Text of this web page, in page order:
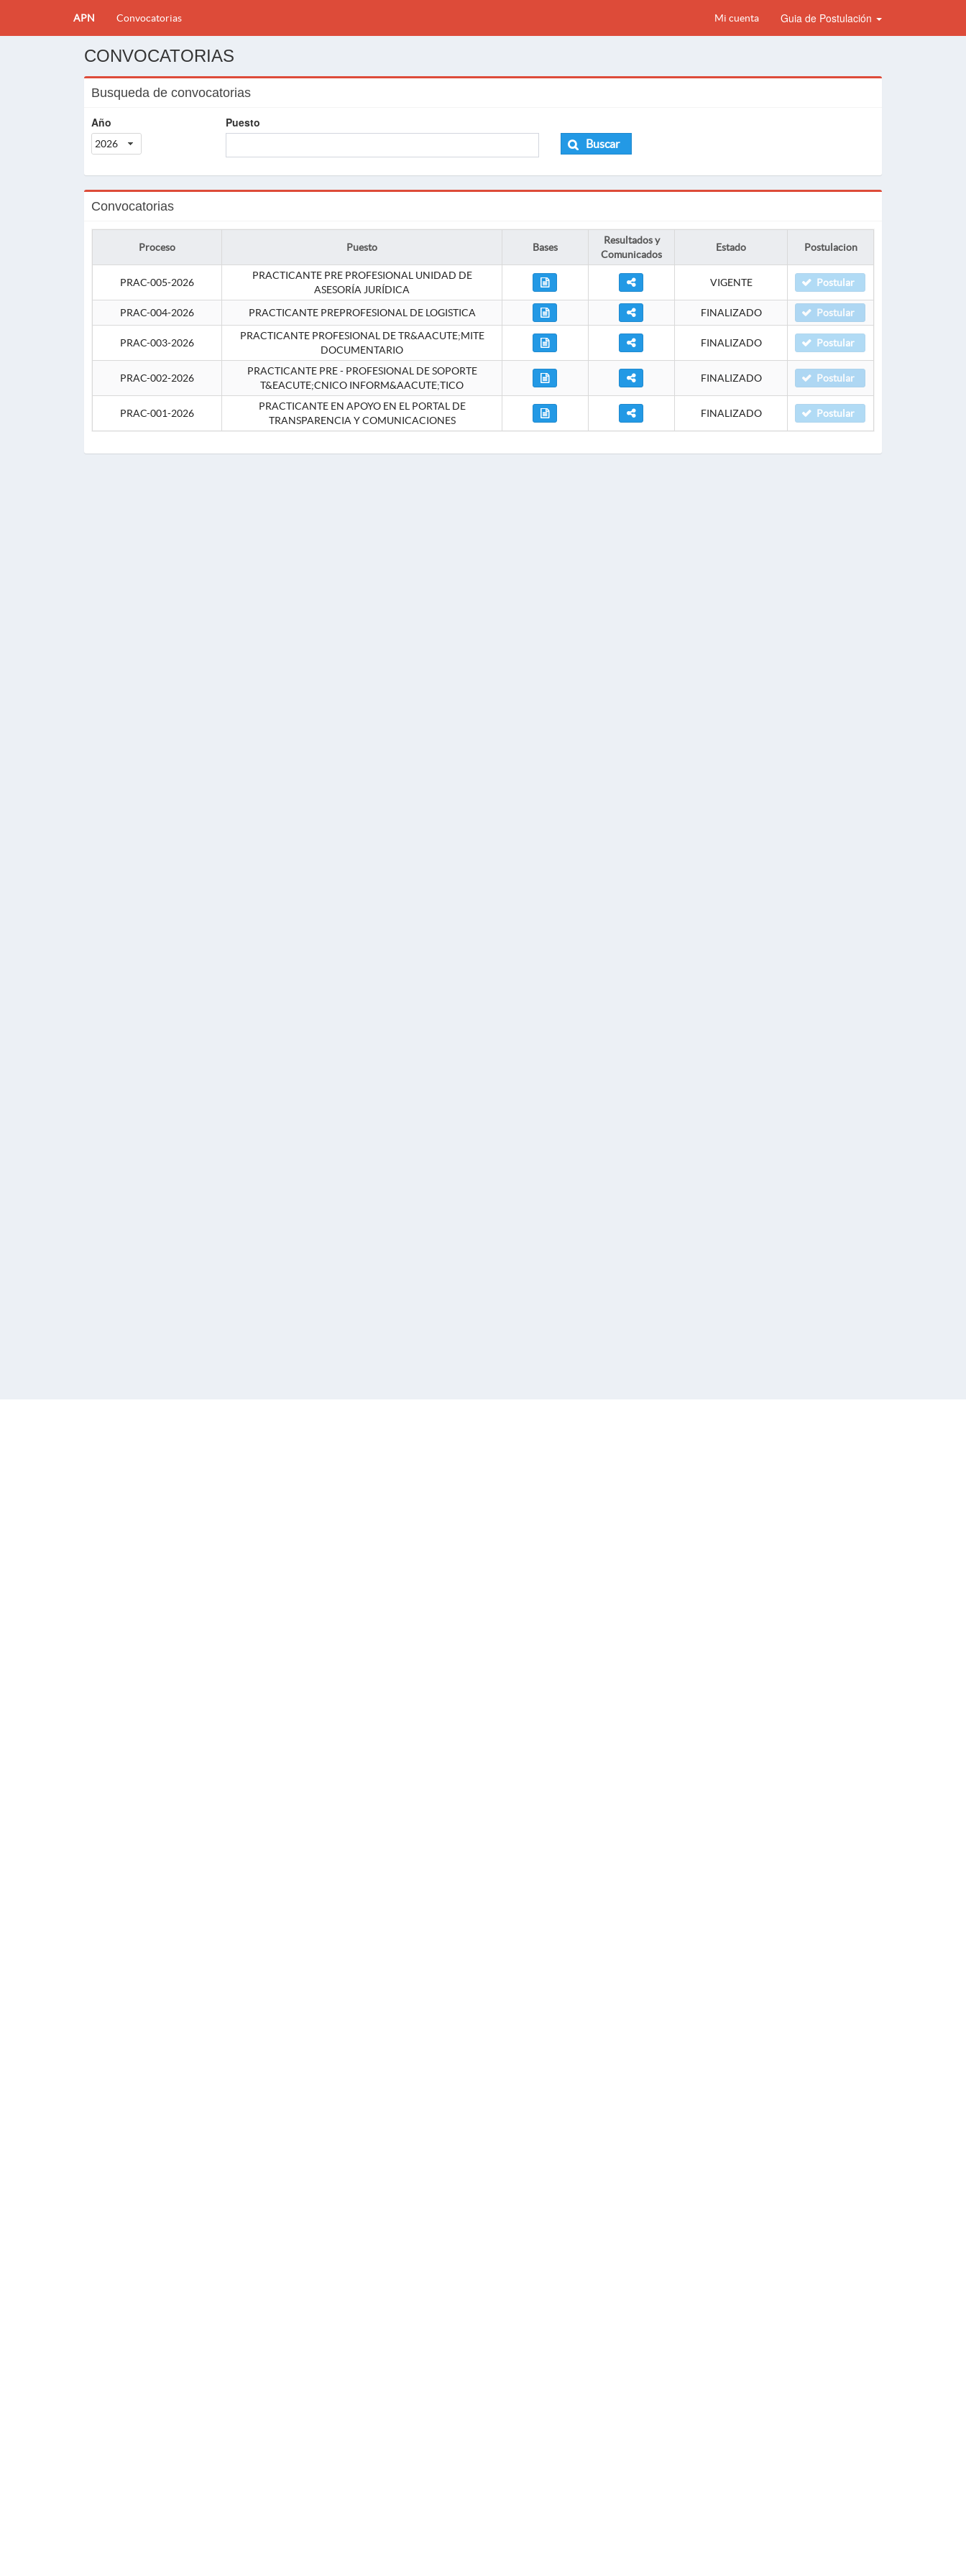
APN Convocatorias Mi cuenta Guia de Postulación
CONVOCATORIAS
Busqueda de convocatorias
Año
2026
Puesto
Buscar
Convocatorias
Proceso Puesto Bases
Resultados y
Comunicados
Estado Postulacion
PRAC-005-2026
PRACTICANTE PRE PROFESIONAL UNIDAD DE
ASESORÍA JURÍDICA
VIGENTE Postular
PRAC-004-2026 PRACTICANTE PREPROFESIONAL DE LOGISTICA FINALIZADO Postular
PRAC-003-2026
PRACTICANTE PROFESIONAL DE TR&AACUTE;MITE
DOCUMENTARIO
FINALIZADO Postular
PRAC-002-2026
PRACTICANTE PRE - PROFESIONAL DE SOPORTE
T&EACUTE;CNICO INFORM&AACUTE;TICO
FINALIZADO Postular
PRAC-001-2026
PRACTICANTE EN APOYO EN EL PORTAL DE
TRANSPARENCIA Y COMUNICACIONES
FINALIZADO Postular